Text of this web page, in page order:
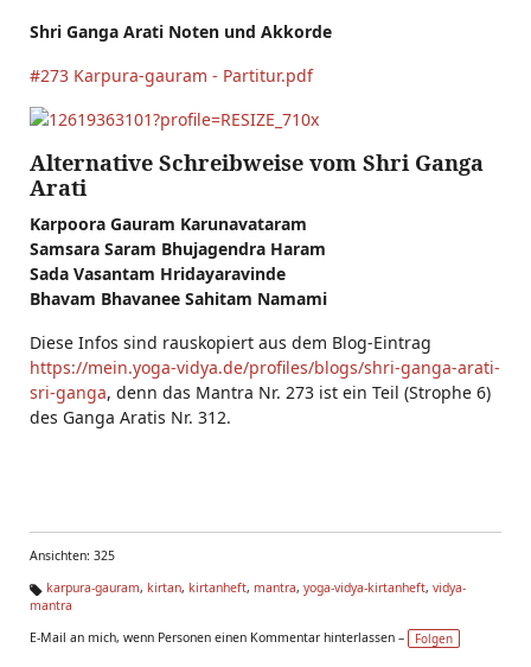
Shri Ganga Arati Noten und Akkorde
#273 Karpura-gauram - Partitur.pdf
Alternative Schreibweise vom Shri Ganga
Arati
Karpoora Gauram Karunavataram
Samsara Saram Bhujagendra Haram
Sada Vasantam Hridayaravinde
Bhavam Bhavanee Sahitam Namami
Diese Infos sind rauskopiert aus dem Blog-Eintrag
https://mein.yoga-vidya.de/profiles/blogs/shri-ganga-arati-
sri-ganga, denn das Mantra Nr. 273 ist ein Teil (Strophe 6)
des Ganga Aratis Nr. 312.
Ansichten: 325
Ta
s:
karpura-gauram, kirtan, kirtanheft, mantra, yoga-vidya-kirtanheft, vidya-
mantra
E-Mail an mich, wenn Personen einen Kommentar hinterlassen –
Folgen